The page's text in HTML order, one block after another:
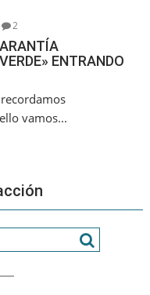
2
ENTRANDO
vamos...